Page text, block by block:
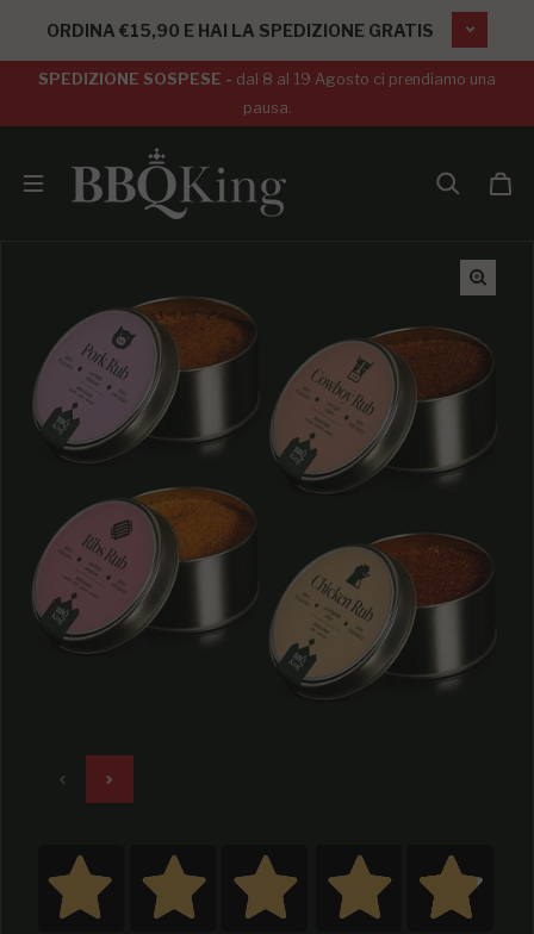
ORDINA €15,90 E HAI LA SPEDIZIONE GRATIS
SPEDIZIONE SOSPESE - dal 8 al 19 Agosto ci prendiamo una
pausa.